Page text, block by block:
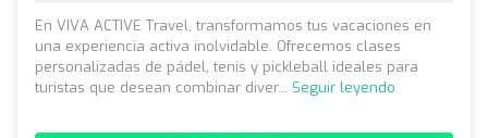
En VIVA ACTIVE Travel, transformamos tus vacaciones en
una experiencia activa inolvidable. Ofrecemos clases
personalizadas de pádel, tenis y pickleball ideales para
turistas que desean combinar diver... Seguir leyendo